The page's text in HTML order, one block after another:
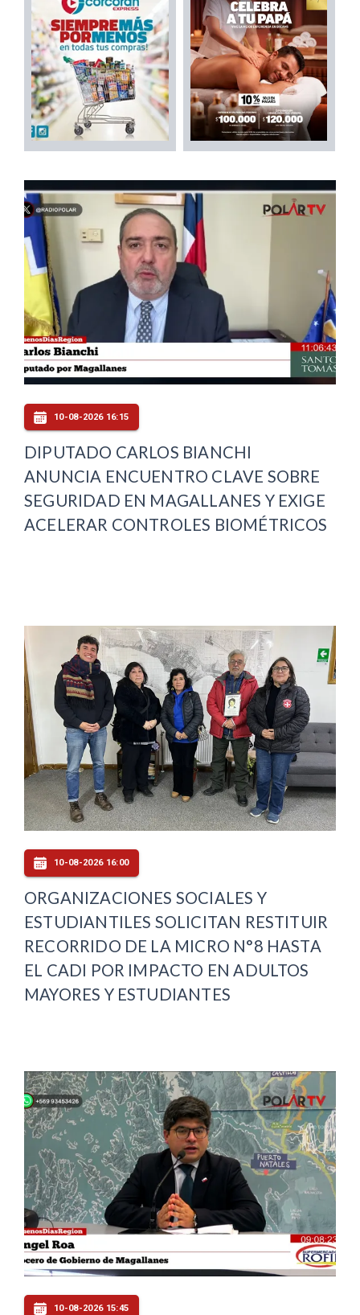
10-08-2026 16:15
DIPUTADO CARLOS BIANCHI
ANUNCIA ENCUENTRO CLAVE SOBRE
SEGURIDAD EN MAGALLANES Y EXIGE
ACELERAR CONTROLES BIOMÉTRICOS
10-08-2026 16:00
ORGANIZACIONES SOCIALES Y
ESTUDIANTILES SOLICITAN RESTITUIR
RECORRIDO DE LA MICRO N°8 HASTA
EL CADI POR IMPACTO EN ADULTOS
MAYORES Y ESTUDIANTES
10-08-2026 15:45